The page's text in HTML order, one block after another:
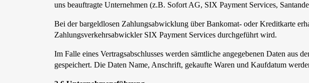
uns beauftragte Unternehmen (z.B. Sofort AG, SIX Payment Services,
Bei der bargeldlosen Zahlungsabwicklung über Bankomat- oder Kreditkarte
Zahlungsverkehrsabwickler SIX Payment Services durchgeführt wird.
Im Falle eines Vertragsabschlusses werden sämtliche angegebenen Daten aus
gespeichert. Die Daten Name, Anschrift, gekaufte Waren und Kaufdatum